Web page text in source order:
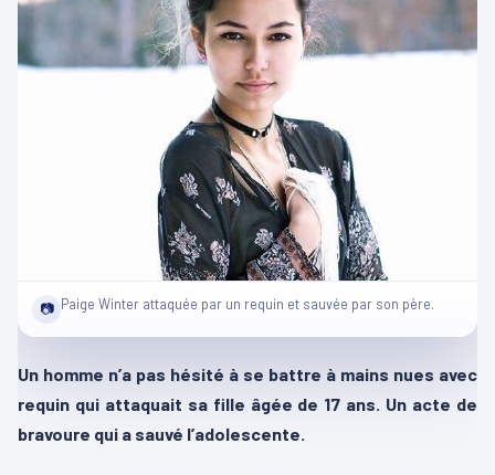
📷 Paige Winter attaquée par un requin et sauvée par son père.
Un homme n’a pas hésité à se battre à mains nues avec
requin qui attaquait sa fille âgée de 17 ans. Un acte de
bravoure qui a sauvé l’adolescente.